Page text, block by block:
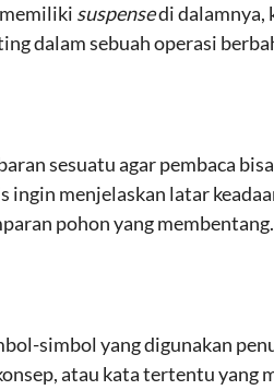
suspensedi dalamnya,
dalam sebuah operasi
sesuatu agar pembaca
ingin menjelaskan latar
pohon yang membentang.
simbol yang digunakan
atau kata tertentu yang